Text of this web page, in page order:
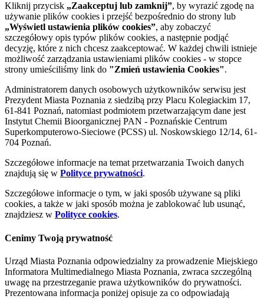
Kliknij przycisk „Zaakceptuj lub zamknij”, by wyrazić zgodę na
używanie plików cookies i przejść bezpośrednio do strony lub
„Wyświetl ustawienia plików cookies”, aby zobaczyć
szczegółowy opis typów plików cookies, a następnie podjąć
decyzję, które z nich chcesz zaakceptować. W każdej chwili istnieje
możliwość zarządzania ustawieniami plików cookies - w stopce
strony umieściliśmy link do "Zmień ustawienia Cookies".
Administratorem danych osobowych użytkowników serwisu jest
Prezydent Miasta Poznania z siedzibą przy Placu Kolegiackim 17,
61-841 Poznań, natomiast podmiotem przetwarzającym dane jest
Instytut Chemii Bioorganicznej PAN - Poznańskie Centrum
Superkomputerowo-Sieciowe (PCSS) ul. Noskowskiego 12/14, 61-
704 Poznań.
Szczegółowe informacje na temat przetwarzania Twoich danych
znajdują się w Polityce prywatności.
Szczegółowe informacje o tym, w jaki sposób używane są pliki
cookies, a także w jaki sposób można je zablokować lub usunąć,
znajdziesz w Polityce cookies.
Cenimy Twoją prywatność
Urząd Miasta Poznania odpowiedzialny za prowadzenie Miejskiego
Informatora Multimedialnego Miasta Poznania, zwraca szczególną
uwagę na przestrzeganie prawa użytkowników do prywatności.
Prezentowana informacja poniżej opisuje za co odpowiadają